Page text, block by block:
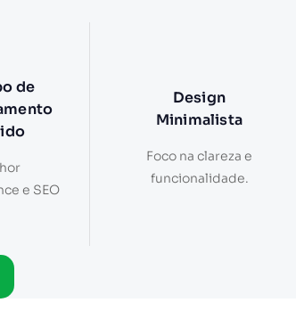
de
e SEO
Design
Minimalista
Foco na clareza e
funcionalidade.